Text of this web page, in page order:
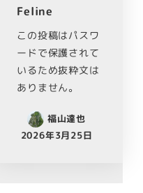
Feline
この投稿はパスワ
ードで保護されて
いるため抜粋文は
ありません。
福山達也
2026年3月25日